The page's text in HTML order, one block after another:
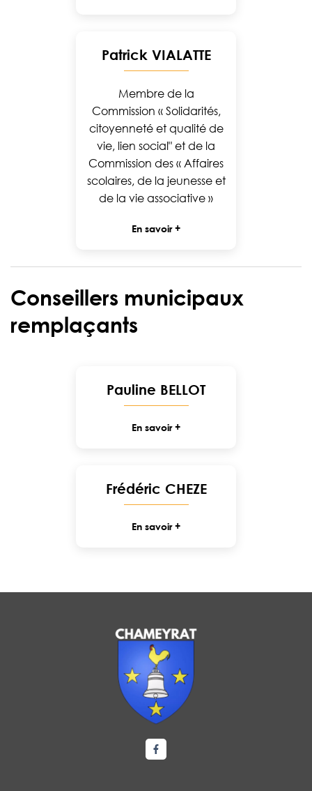
Patrick VIALATTE
Membre de la
Commission « Solidarités,
citoyenneté et qualité de
vie, lien social" et de la
Commission des « Affaires
scolaires, de la jeunesse et
de la vie associative »
En savoir +
Conseillers municipaux
remplaçants
Pauline BELLOT
En savoir +
Frédéric CHEZE
En savoir +
Lien vers le compte Facebook